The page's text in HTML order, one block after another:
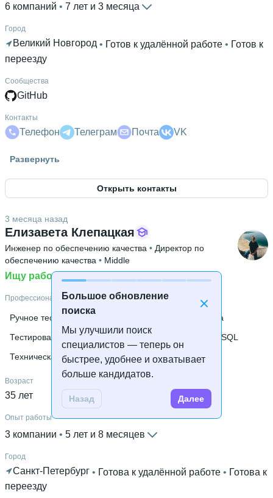
Большое обновление
поиска
Мы улучшили поиск
специалистов — теперь он
быстрее, удобнее и охватывает
больше кандидатов.
Назад Далее
6 компаний 7 лет и 3 месяца
Город
Великий Новгород • Готов к удалённой работе • Готов к
переезду
Сообщества
GitHub
Контакты
Телефон Телеграм Почта VK
информатики (ФКТИ/ФАВТ)
Развернуть
Открыть контакты
Елизавета Клепацкая
3 месяца назад
Инженер по обеспечению качества • Директор по
обеспечению качества • Middle
Ищу работу
Профессиональные навыки
Ручное тестирование
Контроль качества
Тестирование API
Python Playwright
SQL
Техническая документация
Анализ требований
Возраст
35 лет
Опыт работы
3 компании 5 лет и 8 месяцев
Город
Санкт-Петербург • Готова к удалённой работе • Готова к
переезду